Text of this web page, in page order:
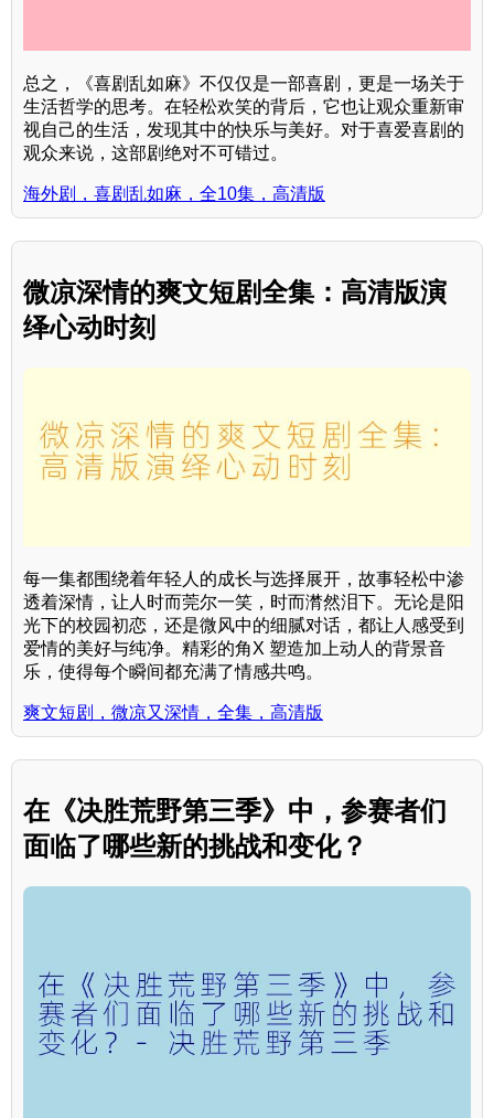
总之，《喜剧乱如麻》不仅仅是一部喜剧，更是一场关于
生活哲学的思考。在轻松欢笑的背后，它也让观众重新审
视自己的生活，发现其中的快乐与美好。对于喜爱喜剧的
观众来说，这部剧绝对不可错过。
海外剧，喜剧乱如麻，全10集，高清版
微凉深情的爽文短剧全集：高清版演
绎心动时刻
每一集都围绕着年轻人的成长与选择展开，故事轻松中渗
透着深情，让人时而莞尔一笑，时而潸然泪下。无论是阳
光下的校园初恋，还是微风中的细腻对话，都让人感受到
爱情的美好与纯净。精彩的角X 塑造加上动人的背景音
乐，使得每个瞬间都充满了情感共鸣。
爽文短剧，微凉又深情，全集，高清版
在《决胜荒野第三季》中，参赛者们
面临了哪些新的挑战和变化？